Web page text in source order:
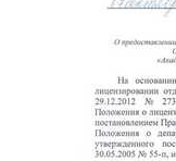
online
Мессенджеры
Свяжитесь с